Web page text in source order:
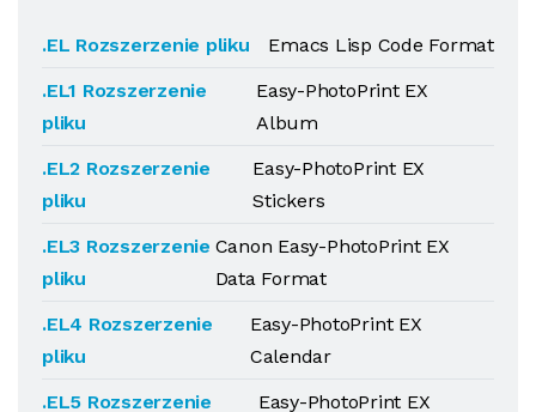
.EL Rozszerzenie pliku
Emacs Lisp Code Format
.EL1 Rozszerzenie
pliku
Easy-PhotoPrint EX
Album
.EL2 Rozszerzenie
pliku
Easy-PhotoPrint EX
Stickers
.EL3 Rozszerzenie
pliku
Canon Easy-PhotoPrint EX
Data Format
.EL4 Rozszerzenie
pliku
Easy-PhotoPrint EX
Calendar
.EL5 Rozszerzenie
Easy-PhotoPrint EX